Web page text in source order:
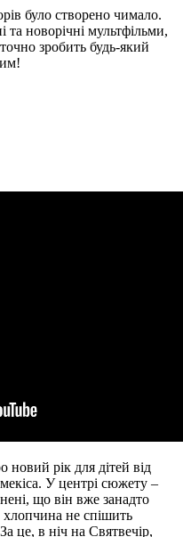
було створено чимало.
та новорічні мультфільми,
зробить будь-який
рік для дітей від
У центрі сюжету –
що він вже занадто
не спішить
це, в ніч на Святвечір,